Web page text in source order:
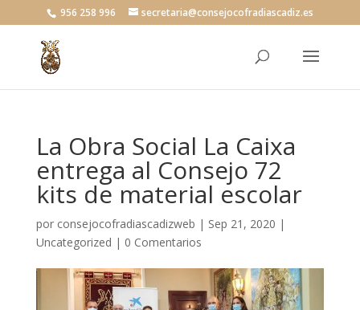
956 258 996 secretaria@consejocofradiascadiz.es
La Obra Social La Caixa
entrega al Consejo 72
kits de material escolar
por consejocofradiascadizweb | Sep 21, 2020 |
Uncategorized | 0 Comentarios